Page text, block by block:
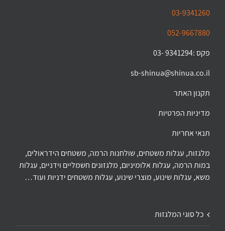
03-9341260
052-9667880
פקס :9341294 -03
sb-shinua@shinua.co.il
תקנון האתר
מדיניות הפרטיות
תנאי אחריות
מלגזות, עגלות משטחים, שולחנות הרמה, משטחים הידראולים,
במות הרמה, עגלות אלומיניום, מלגזונים חשמליים וידניים, עגלות
משא, עגלות שינוע, מוצרי שינוע, עגלות משטחים ידניות ועוד…
כל סוגי המלגזות